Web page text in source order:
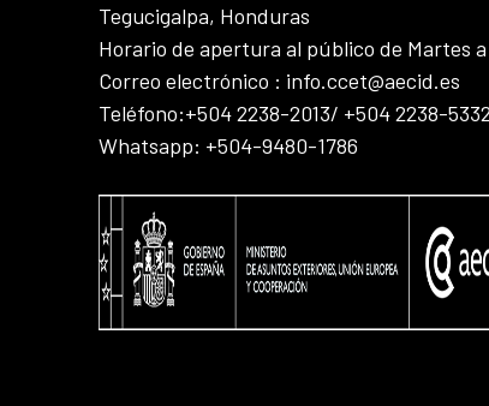
Tegucigalpa, Honduras
Horario de apertura al público de Martes
Correo electrónico : info.ccet@aecid.es
Teléfono:+504 2238-2013/ +504 2238-5332
Whatsapp: +504-9480-1786